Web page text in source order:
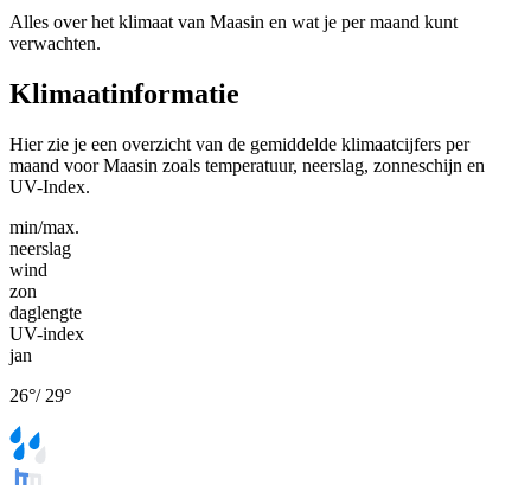
Alles over het klimaat van Maasin en wat je per maand kunt
verwachten.
Klimaatinformatie
Hier zie je een overzicht van de gemiddelde klimaatcijfers per
maand voor Maasin zoals temperatuur, neerslag, zonneschijn en
UV-Index.
min/max.
neerslag
wind
zon
daglengte
UV-index
jan
26°/ 29°